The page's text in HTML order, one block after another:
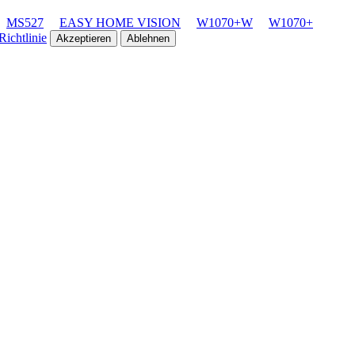
MS527 EASY HOME VISION W1070+W
W1070+
Akzeptieren Ablehnen